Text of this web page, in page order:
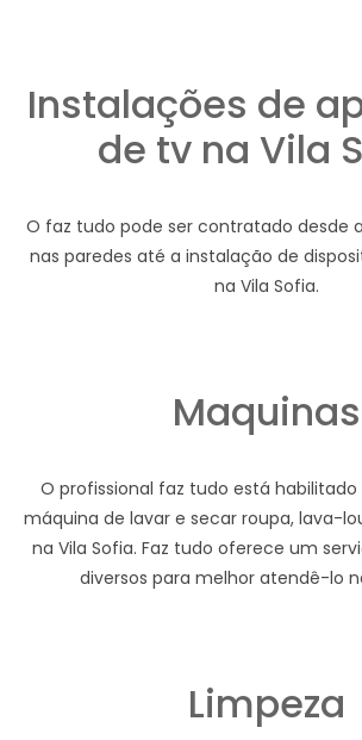
Instalações de
de tv na Vila
O faz tudo pode ser contratado desde
nas paredes até a instalação de
na Vila Sofia.
Maquinas
O profissional faz tudo está habilitado
máquina de lavar e secar roupa, lava-
na Vila Sofia. Faz tudo oferece um
diversos para melhor atendê-lo
Limpeza